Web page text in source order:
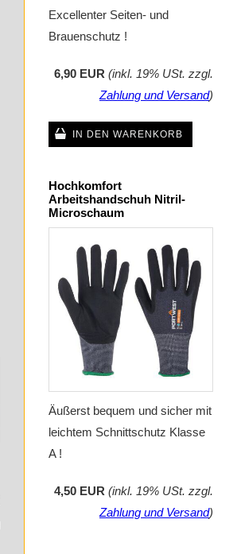
Excellenter Seiten- und
Brauenschutz !
6,90 EUR (inkl. 19% USt. zzgl.
Zahlung und Versand)
IN DEN WARENKORB
Hochkomfort
Arbeitshandschuh Nitril-
Microschaum
Äußerst bequem und sicher mit
leichtem Schnittschutz Klasse
A !
4,50 EUR (inkl. 19% USt. zzgl.
Zahlung und Versand)